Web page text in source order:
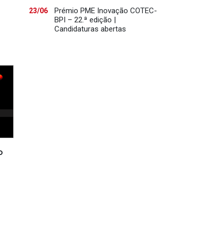
23/06
Prémio PME Inovação COTEC-
BPI – 22.ª edição |
Candidaturas abertas